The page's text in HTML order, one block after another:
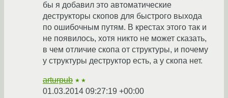
бы я добавил это автоматические
деструкторы скопов для быстрого выхода
по ошибочным путям. В крестах этого так и
не появилось, хотя никто не может сказать,
в чем отличие скопа от структуры, и почему
у структуры деструктор есть, а у скопа нет.
arturpub ★★
01.03.2014 09:27:19 +00:00